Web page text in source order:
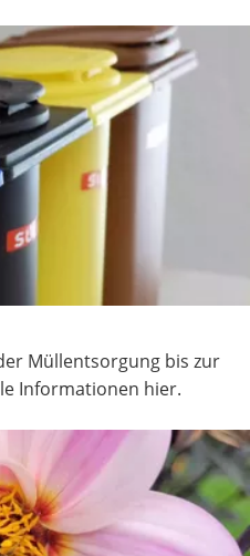
Müllentsorgung bis zur
Informationen hier.